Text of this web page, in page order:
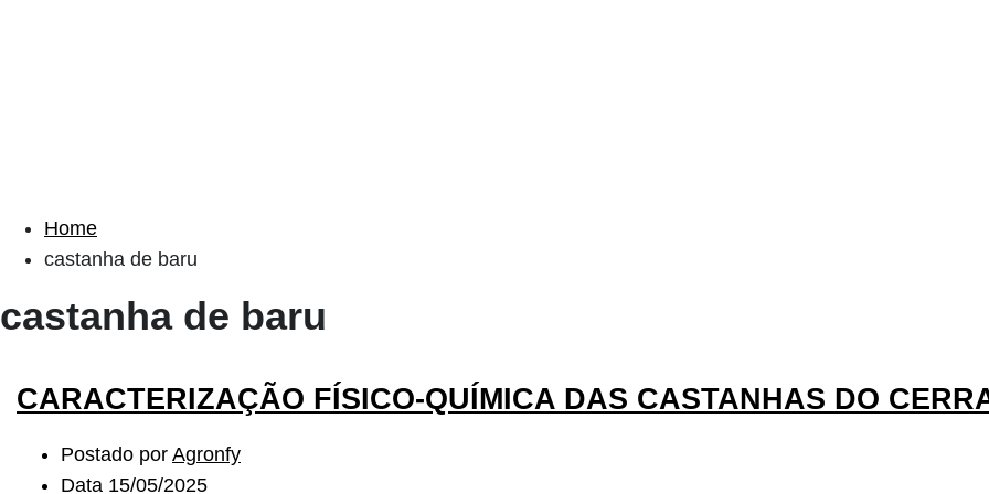
Home
castanha de baru
castanha de baru
CARACTERIZAÇÃO FÍSICO-QUÍMICA DAS CASTANHAS DO
Postado por Agronfy
Data 15/05/2025